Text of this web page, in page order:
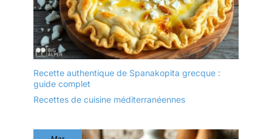
alliant esthétique et
durabilité, séduit pour
son élégance
intemporelle.
votre usage quotidien.
Cet ensemble d'assiettes
en céramique blanche a
été testé pour sa
résistance et sa
durabilité. Cela peut
pendant des
Occasions】La surface
Recette authentique de Spanakopita grecque :
guide complet
Recettes de cuisine méditerranéennes